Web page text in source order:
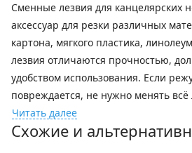
Сменные лезвия для канцелярских
аксессуар для резки различных
картона, мягкого пластика,
лезвия отличаются прочностью,
удобством использования. Если
повреждается, не нужно менять всё
Читать далее
Схожие и